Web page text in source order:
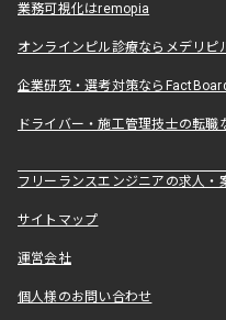
業務可視化はremopia
オンラインピル診療ならメデリピ
企業研究・選考対策なら
ドライバー・施工管理技士の転職
フリーランスエンジニアの求人・
サイトマップ
運営会社
個人様のお問い合わせ